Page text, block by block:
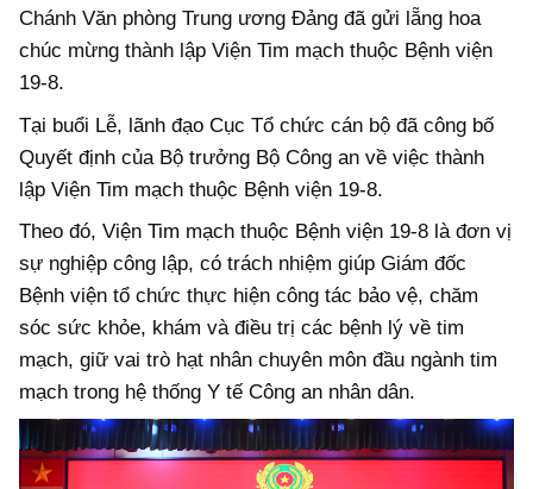
Chánh Văn phòng Trung ương Đảng đã gửi lẵng hoa
chúc mừng thành lập Viện Tim mạch thuộc Bệnh viện
19-8.
Tại buổi Lễ, lãnh đạo Cục Tổ chức cán bộ đã công bố
Quyết định của Bộ trưởng Bộ Công an về việc thành
lập Viện Tim mạch thuộc Bệnh viện 19-8.
Theo đó, Viện Tim mạch thuộc Bệnh viện 19-8 là đơn vị
sự nghiệp công lập, có trách nhiệm giúp Giám đốc
Bệnh viện tổ chức thực hiện công tác bảo vệ, chăm
sóc sức khỏe, khám và điều trị các bệnh lý về tim
mạch, giữ vai trò hạt nhân chuyên môn đầu ngành tim
mạch trong hệ thống Y tế Công an nhân dân.